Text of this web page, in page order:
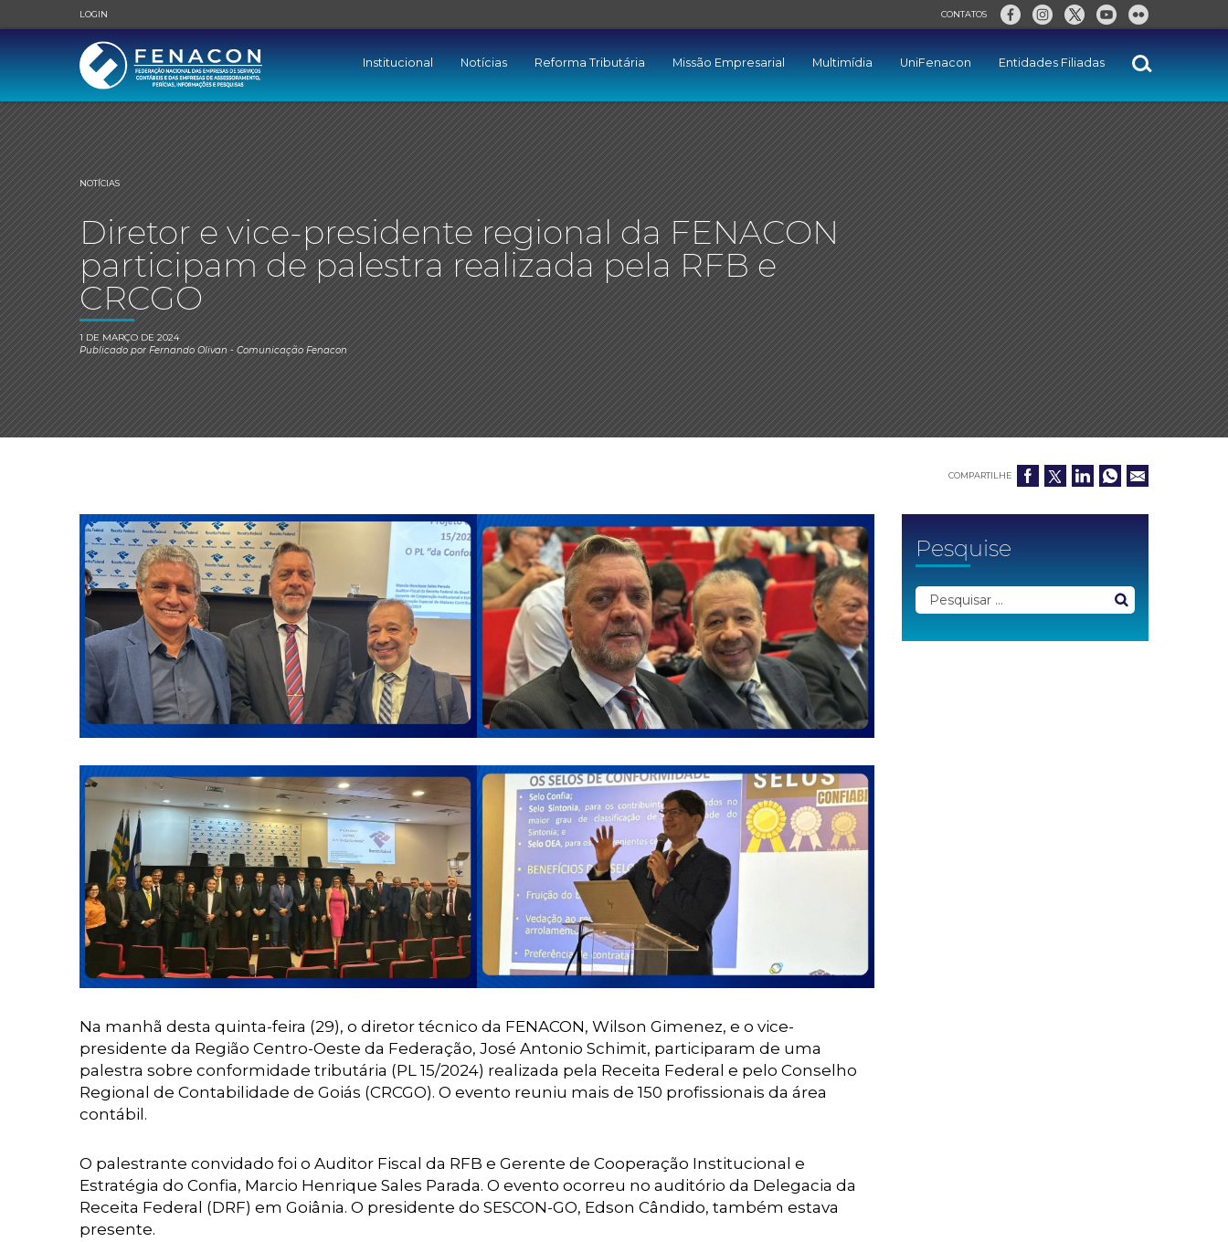
LOGIN CONTATOS
Institucional Notícias Reforma Tributária Missão Empresarial Multimídia UniFenacon Entidades Filiadas
NOTÍCIAS
Diretor e vice-presidente regional da FENACON
participam de palestra realizada pela RFB e
CRCGO
1 DE MARÇO DE 2024
Publicado porFernando Olivan- Comunicação Fenacon
COMPARTILHE
Na manhã desta quinta-feira (29), o diretor técnico da FENACON, Wilson Gimenez, e o vice-
presidente da Região Centro-Oeste da Federação, José Antonio Schimit, participaram de uma
palestra sobre conformidade tributária (PL 15/2024) realizada pela Receita Federal e pelo Conselho
Regional de Contabilidade de Goiás (CRCGO). O evento reuniu mais de 150 profissionais da área
contábil.
O palestrante convidado foi o Auditor Fiscal da RFB e Gerente de Cooperação Institucional e
Estratégia do Confia, Marcio Henrique Sales Parada. O evento ocorreu no auditório da Delegacia da
Receita Federal (DRF) em Goiânia. O presidente do SESCON-GO, Edson Cândido, também estava
presente.
Pesquise